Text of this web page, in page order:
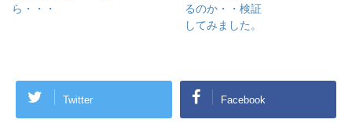
ら・・・
るのか・・検証
してみました。
Twitter Facebook